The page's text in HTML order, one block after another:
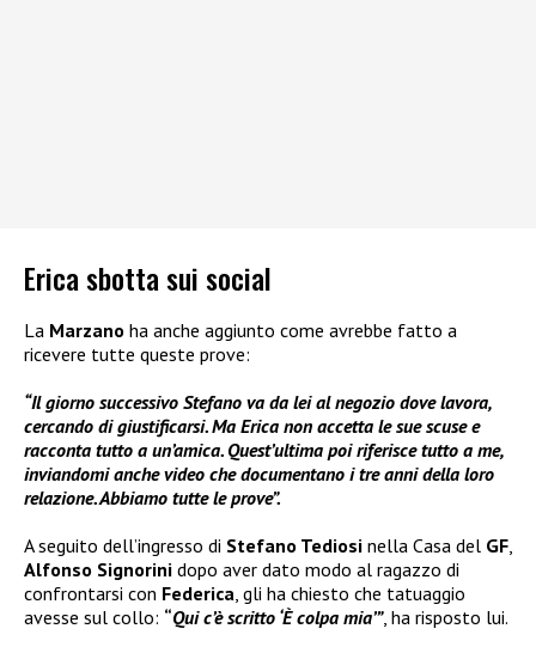
Erica sbotta sui social
La Marzano ha anche aggiunto come avrebbe fatto a
ricevere tutte queste prove:
“Il giorno successivo Stefano va da lei al negozio dove lavora,
cercando di giustificarsi. Ma Erica non accetta le sue scuse e
racconta tutto a un’amica. Quest’ultima poi riferisce tutto a me,
inviandomi anche video che documentano i tre anni della loro
relazione. Abbiamo tutte le prove”.
A seguito dell’ingresso di Stefano Tediosi nella Casa del GF
Alfonso Signorini dopo aver dato modo al ragazzo di
confrontarsi con Federica , gli ha chiesto che tatuaggio
avesse sul collo: “Qui c’è scritto ‘È colpa mia’”, ha risposto lui.